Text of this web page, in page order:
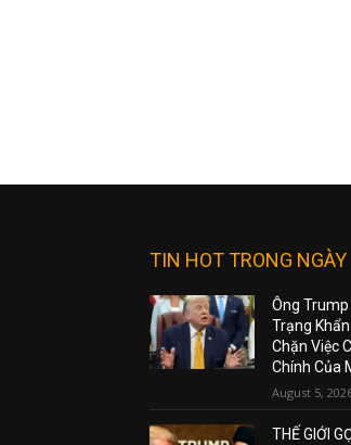
TIN HOT TRONG NGÀY
Ông
Trạng
Chặn Việc
Chính Của
August 5,
THẾ GIỚI